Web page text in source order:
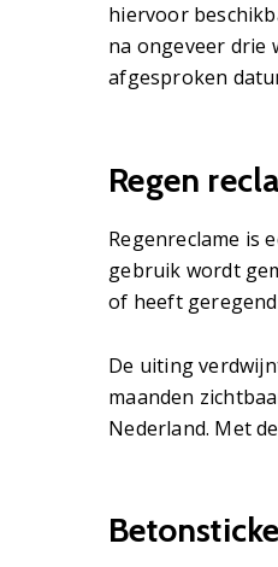
hiervoor
na ongeveer drie
afgesproken
Regen
Regenreclame is
gebruik wordt
of heeft
De uiting
maanden
Nederland. Met